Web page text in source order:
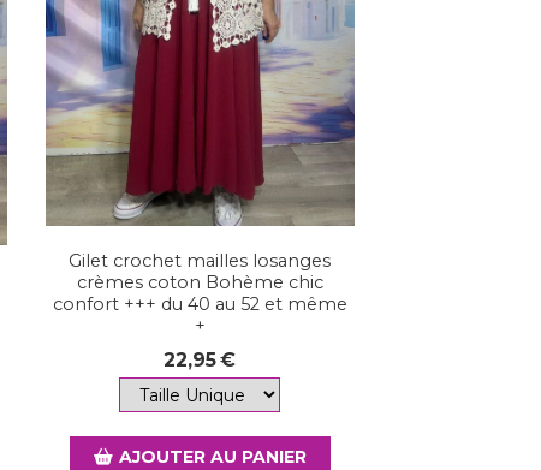
Gilet crochet mailles losanges
crèmes coton Bohème chic
confort +++ du 40 au 52 et même
+
22,95€
AJOUTER AU PANIER